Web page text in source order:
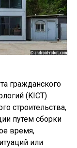
гражданского
(KICT)
строительства,
путем сборки
время,
или